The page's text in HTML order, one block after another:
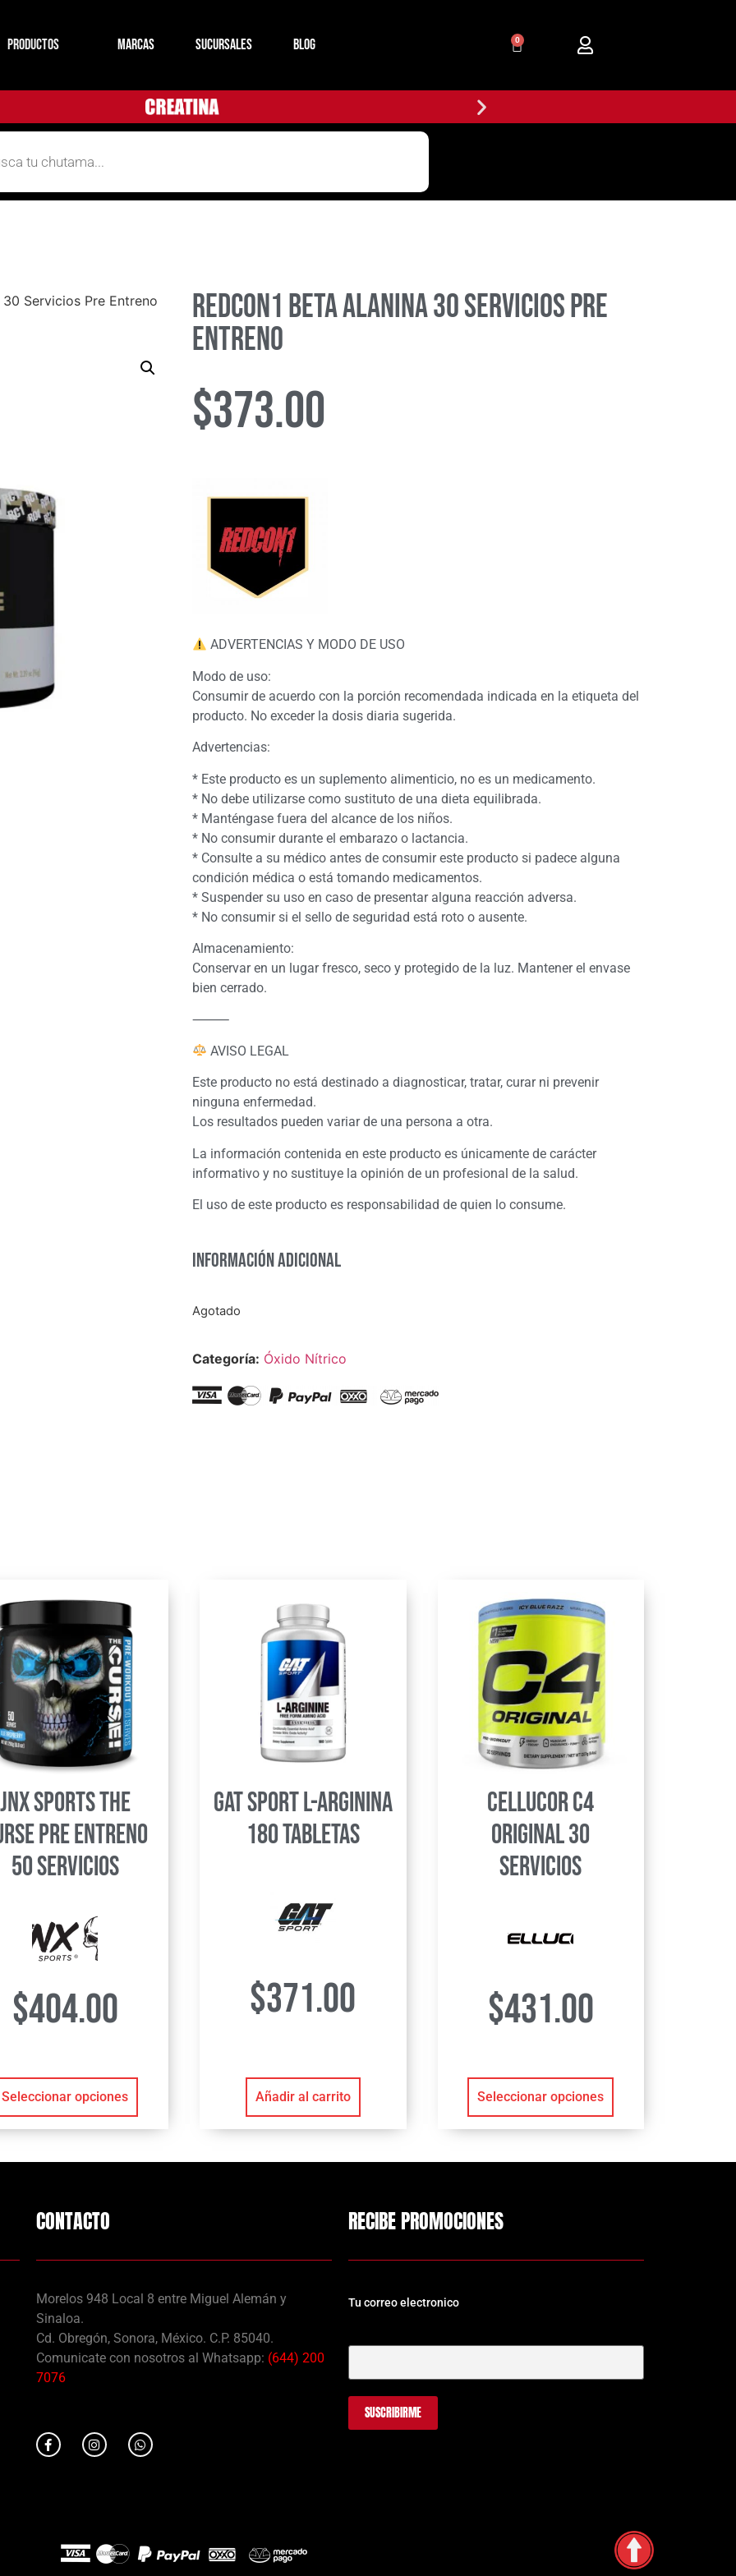
productos MARCAS SUCURSALES BLOG 0
Servicios Pre Entreno
Redcon1 Beta Alanina 30 Servicios Pre
Entreno
$373.00
ADVERTENCIAS Y MODO DE USO
Modo de uso:
Consumir de acuerdo con la porción recomendada indicada en la etiqueta del
producto. No exceder la dosis diaria sugerida.
Advertencias:
* Este producto es un suplemento alimenticio, no es un medicamento.
* No debe utilizarse como sustituto de una dieta equilibrada.
* Manténgase fuera del alcance de los niños.
* No consumir durante el embarazo o lactancia.
* Consulte a su médico antes de consumir este producto si padece alguna
condición médica o está tomando medicamentos.
* Suspender su uso en caso de presentar alguna reacción adversa.
* No consumir si el sello de seguridad está roto o ausente.
Almacenamiento:
Conservar en un lugar fresco, seco y protegido de la luz. Mantener el envase
bien cerrado.
⸻
AVISO LEGAL
Este producto no está destinado a diagnosticar, tratar, curar ni prevenir
ninguna enfermedad.
Los resultados pueden variar de una persona a otra.
La información contenida en este producto es únicamente de carácter
informativo y no sustituye la opinión de un profesional de la salud.
El uso de este producto es responsabilidad de quien lo consume.
Información adicional
Agotado
Categoría: Óxido Nítrico
JNX Sports The
Pre Entreno
50 Servicios
$404.00
Seleccionar opciones
GAT Sport L-Arginina
180 Tabletas
$371.00
Añadir al carrito
Cellucor C4
original 30
servicios
$431.00
Seleccionar opciones
CONTACTO
Morelos 948 Local 8 entre Miguel Alemán y
Sinaloa.
Cd. Obregón, Sonora, México. C.P. 85040.
Comunicate con nosotros al Whatsapp: (644) 200
7076
RECIBE PROMOCIONES
Tu correo electronico